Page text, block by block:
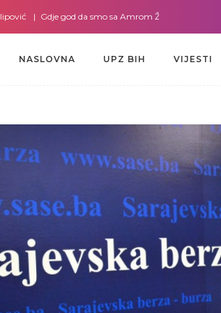
Gdje god da smo sa Amrom Žužić-Bećirbegović
NASLOVNA UPZ BIH VIJESTI
NASLOVNA UPZ BIH